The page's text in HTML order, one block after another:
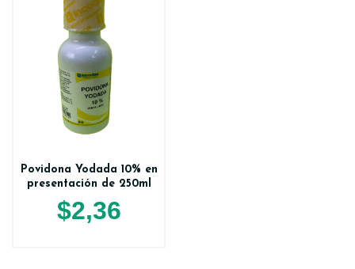
Povidona Yodada 10% en
presentación de 250ml
$2,36